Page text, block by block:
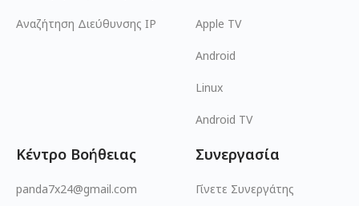
Αναζήτηση Διεύθυνσης IP Apple TV
Android
Linux
Android TV
Κέντρο Βοήθειας
panda7x24@gmail.com
Συνεργασία
Γίνετε Συνεργάτης